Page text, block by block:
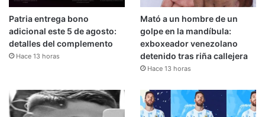
Patria entrega bono
adicional este 5 de agosto:
detalles del complemento
Hace 13 horas
Mató a un hombre de un
golpe en la mandíbula:
exboxeador venezolano
detenido tras riña callejera
Hace 13 horas